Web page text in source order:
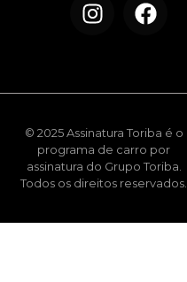
© 2025 Assinatura Toriba é o
programa de carro por
assinatura do Grupo Toriba.
Todos os direitos reservados.